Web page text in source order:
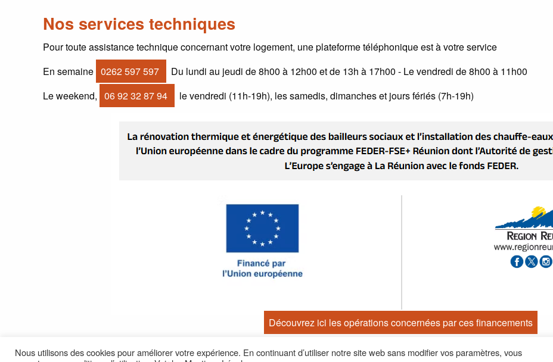
Nos services techniques
Pour toute assistance technique concernant votre logement, une plateforme téléphonique est à votre service
En semaine 0262 597 597
Du lundi au jeudi de 8h00 à 12h00 et de 13h à 17h00 - Le vendredi de 8h00 à 11h00
Le weekend, 06 92 32 87 94 le vendredi (11h-19h), les samedis, dimanches et jours fériés (7h-19h)
Découvrez ici les opérations concernées par ces financements
Nous utilisons des cookies pour améliorer votre expérience. En continuant d’utiliser notre site web sans modifier vos paramètres, vous